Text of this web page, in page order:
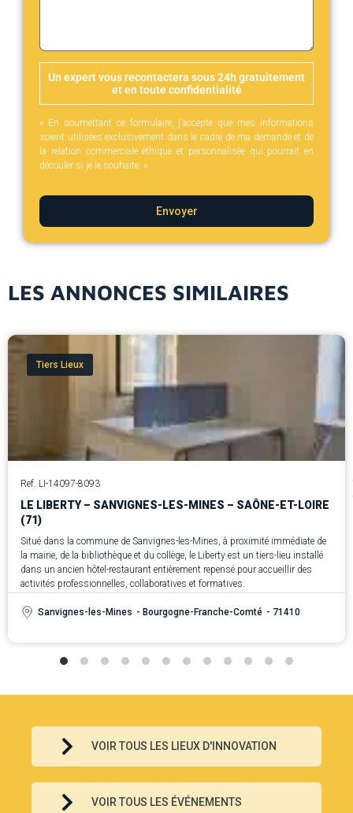
Un expert vous recontactera sous 24h gratuitement
et en toute confidentialité
« En soumettant ce formulaire, j’accepte que mes informations
soient utilisées exclusivement dans le cadre de ma demande et de
la relation commerciale éthique et personnalisée qui pourrait en
découler si je le souhaite. »
Envoyer
LES ANNONCES SIMILAIRES
Tiers Lieux
Ref. LI-14097-8093
LE LIBERTY – SANVIGNES-LES-MINES – SAÔNE-ET-LOIRE
(71)
Situé dans la commune de Sanvignes-les-Mines, à proximité immédiate de
la mairie, de la bibliothèque et du collège, le Liberty est un tiers-lieu installé
dans un ancien hôtel-restaurant entièrement repensé pour accueillir des
activités professionnelles, collaboratives et formatives.
Sanvignes-les-Mines - Bourgogne-Franche-Comté - 71410
VOIR TOUS LES LIEUX D'INNOVATION
VOIR TOUS LES ÉVÉNEMENTS